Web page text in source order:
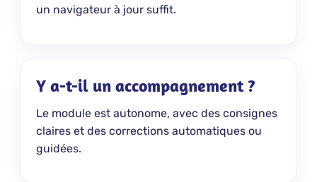
un navigateur à jour suffit.
Y a-t-il un accompagnement ?
Le module est autonome, avec des consignes
claires et des corrections automatiques ou
guidées.